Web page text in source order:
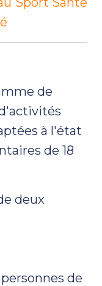
de
à l'état
de 18
deux
de